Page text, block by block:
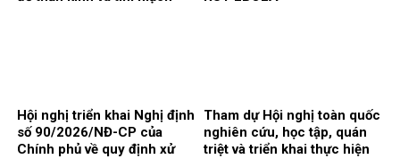
Hội nghị triển khai Nghị định
số 90/2026/NĐ-CP của
Chính phủ về quy định xử
Tham dự Hội nghị toàn quốc
nghiên cứu, học tập, quán
triệt và triển khai thực hiện